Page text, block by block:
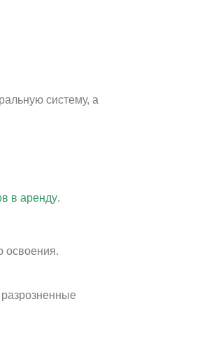
систему, а
в аренду.
освоения.